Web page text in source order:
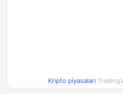
Kripto piyasaları